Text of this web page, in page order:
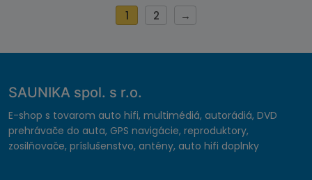
1 2 →
SAUNIKA spol. s r.o.
E-shop s tovarom auto hifi, multimédiá, autorádiá, DVD
prehrávače do auta, GPS navigácie, reproduktory,
zosilňovače, príslušenstvo, antény, auto hifi doplnky